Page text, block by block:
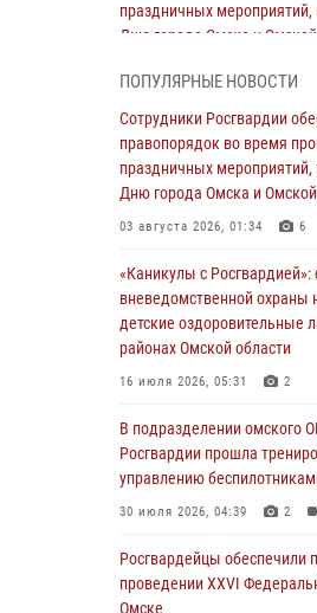
праздничных
Дню города Омска и
Всероссийская акция
Росгвардией»
области
31 июля 2026, 09:22 1
Росгвардии прошла
управлению
30 июля 2026, 04:39 2
Росгвардия обеспечила
Победы» в Омске
29 июля 2026, 01:49 2
Росгвардейцы приняли
28 июля 2026, 01:44 6
ПОПУЛЯРНЫЕ НОВОСТИ
Сотрудники Росгвардии
правопорядок во время
праздничных
Дню города Омска и
03 августа 2026, 01:34 6
«Каникулы с Росгвардией»:
вневедомственной охраны
детские оздоровительные
районах Омской области
16 июля 2026, 05:31 2
В подразделении омского
Росгвардии прошла
управлению
30 июля 2026, 04:39 2
Росгвардейцы обеcпечили
проведении XXVI
Омске